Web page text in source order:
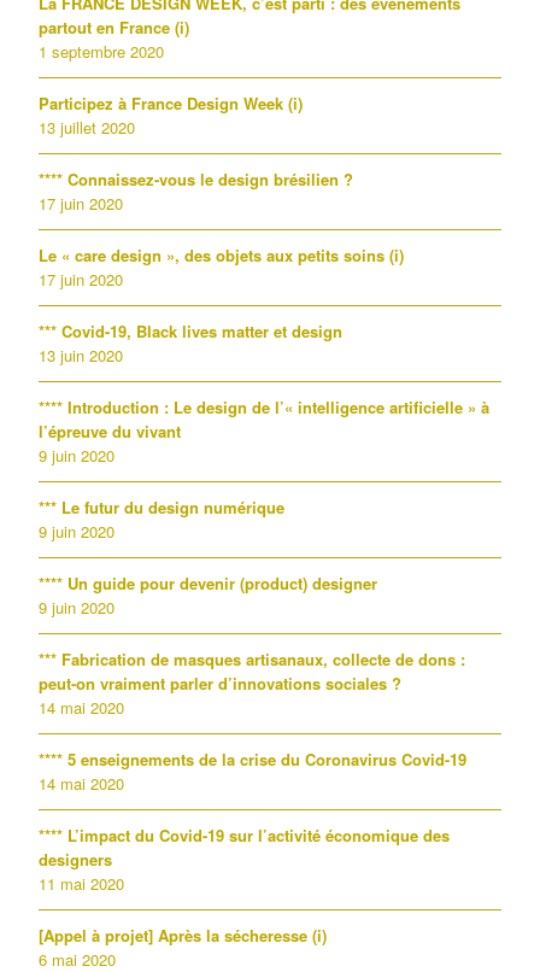
partout en France (i)
1 septembre 2020
Participez à France Design Week (i)
13 juillet 2020
**** Connaissez-vous le design brésilien ?
17 juin 2020
Le « care design », des objets aux petits soins (i)
17 juin 2020
*** Covid-19, Black lives matter et design
13 juin 2020
**** Introduction : Le design de l’« intelligence artificielle » à
l’épreuve du vivant
9 juin 2020
*** Le futur du design numérique
9 juin 2020
**** Un guide pour devenir (product) designer
9 juin 2020
*** Fabrication de masques artisanaux, collecte de dons :
peut-on vraiment parler d’innovations sociales ?
14 mai 2020
**** 5 enseignements de la crise du Coronavirus Covid-19
14 mai 2020
**** L’impact du Covid-19 sur l’activité économique des
designers
11 mai 2020
[Appel à projet] Après la sécheresse (i)
6 mai 2020